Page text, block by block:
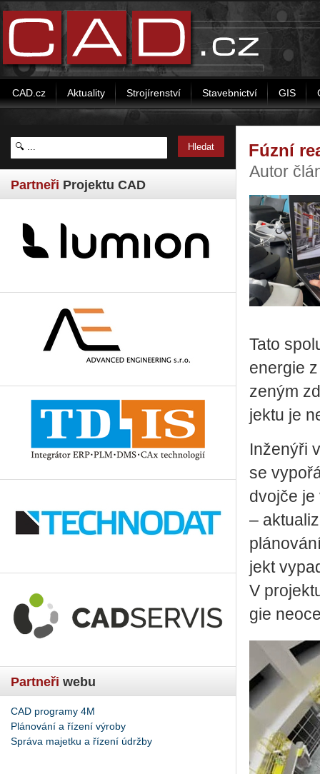
CAD.cz Aktuality Strojírenství Stavebnictví GIS
Partneři Projektu CAD
Partneři webu
CAD programy 4M
Plánování a řízení výroby
Správa majetku a řízení údržby
Fúzní
Autor
Tato
ener­gie
ze­ným
jek­tu je
In­že­ný­ři
se
dvoj­če
–
jekt
V
gie